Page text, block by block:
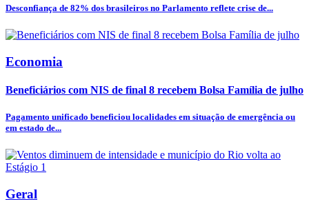
Desconfiança de 82% dos brasileiros no Parlamento reflete crise de...
Economia
Beneficiários com NIS de final 8 recebem Bolsa Família de julho
Pagamento unificado beneficiou localidades em situação de emergência ou
em estado de...
Geral